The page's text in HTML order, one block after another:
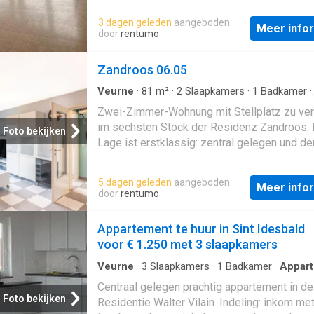
opnieuw aangelegd Recent volledig
geschilderd en voorzien van vliesbehang
oostgericht). Het appartement ademt
charme uit in combinatie met hedendaags
vernieuwde badkamer (inloopdouche,
) - CV met vernieuwde hoogrendementsketel
superisolerende beglazing - recent
geïsoleerd dak - ruime woonkamer (30m²) -
slaapkamers met ingebouwde kasten -
vestiairekast in de gang - ruime berging -
afzonderlijk toilet - lift - overal rolluiken -
appartement bevindt zich op de 4e
mooie uitzichten. Geen syndic, geen
3 dagen geleden aangeboden
doorrentumo Meer
Foto bekijken
Zandroos 06.05
Veurne · 81 m² · 2 Slaapkamers · 1 Badkamer ·
Zwei-Zimmer-Wohnung mit Stellplatz zu
im sechsten Stock der Residenz Zandroos.
Lage ist erstklassig: zentral gelegen und
Eingangshalle | Wohnbereich mit Zugang
Balkon mit herrlicher Aussicht |
separate Toilette | Badezimmer mit
Duschvorhang, Waschtischmöbel und
Waschmaschinenanschluss. Stellplatz an
Residenz im Preis inbegriffen! Zwei private
Kellerabteile vorhanden. Energieausweis
5 dagen geleden aangeboden
doorrentumo Meer
Foto bekijken
Appartement te huur in Sint Idesbald
voor € 1.250 met 3 slaapkamers
Veurne · 3 Slaapkamers · 1 Badkamer ·
Centraal gelegen prachtig appartement in de
Residentie Walter Vilain. Indeling: inkom met